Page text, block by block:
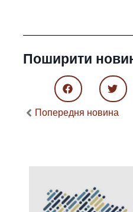
Поширити
Попередня новина